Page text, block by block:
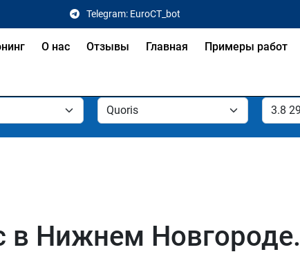
Telegram: EuroCT_bot
О нас Отзывы Главная Примеры работ
в Нижнем Новгороде.